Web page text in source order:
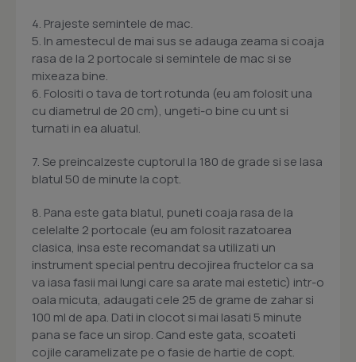
4. Prajeste semintele de mac.
5. In amestecul de mai sus se adauga zeama si coaja
rasa de la 2 portocale si semintele de mac si se
mixeaza bine.
6. Folositi o tava de tort rotunda (eu am folosit una
cu diametrul de 20 cm), ungeti-o bine cu unt si
turnati in ea aluatul.
7. Se preincalzeste cuptorul la 180 de grade si se lasa
blatul 50 de minute la copt.
8. Pana este gata blatul, puneti coaja rasa de la
celelalte 2 portocale (eu am folosit razatoarea
clasica, insa este recomandat sa utilizati un
instrument special pentru decojirea fructelor ca sa
va iasa fasii mai lungi care sa arate mai estetic) intr-o
oala micuta, adaugati cele 25 de grame de zahar si
100 ml de apa. Dati in clocot si mai lasati 5 minute
pana se face un sirop. Cand este gata, scoateti
cojile caramelizate pe o fasie de hartie de copt.